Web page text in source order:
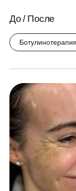
До / После
Ботулинотерапия